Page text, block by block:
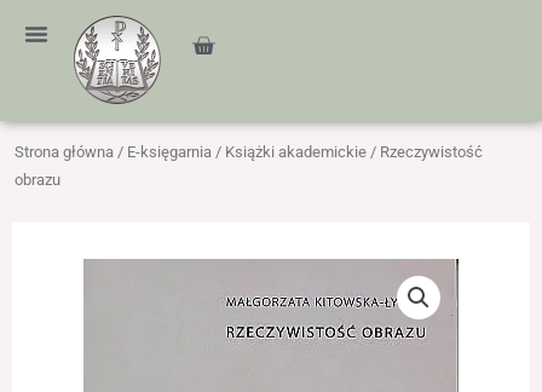
treści
Cart
Strona główna / E-księgarnia / Książki akademickie / Rzeczywistość
obrazu